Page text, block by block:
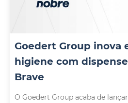
Goedert Group inova
higiene com
Brave
O Goedert Group acaba de